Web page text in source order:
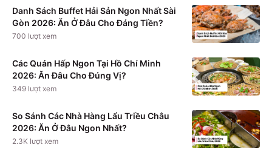
Danh Sách Buffet Hải Sản Ngon Nhất Sài
Gòn 2026: Ăn Ở Đâu Cho Đáng Tiền?
700 lượt xem
Các Quán Hấp Ngon Tại Hồ Chí Minh
2026: Ăn Đâu Cho Đúng Vị?
349 lượt xem
So Sánh Các Nhà Hàng Lẩu Triều Châu
2026: Ăn Ở Đâu Ngon Nhất?
2.3K lượt xem